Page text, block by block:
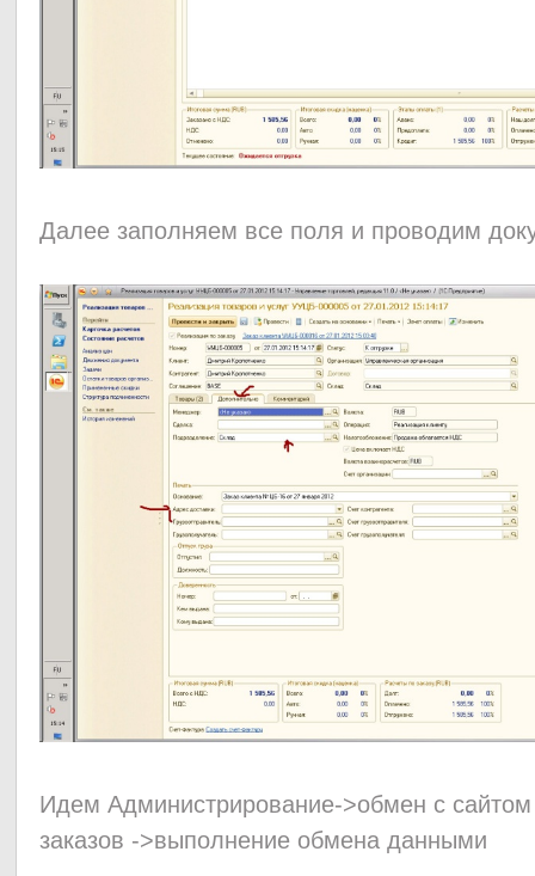
Далее заполняем все поля и проводим
Идем Администрирование->обмен с
заказов ->выполнение обмена данными